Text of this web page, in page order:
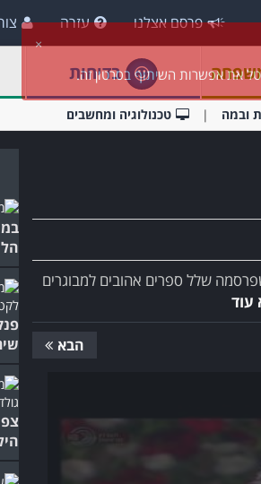
פרסם אצלנו עזרה
בדיחות
ובמה טכנולוגיה ומחשבים
שלל ספרים אהובים למבוגרים
עוד
הבא